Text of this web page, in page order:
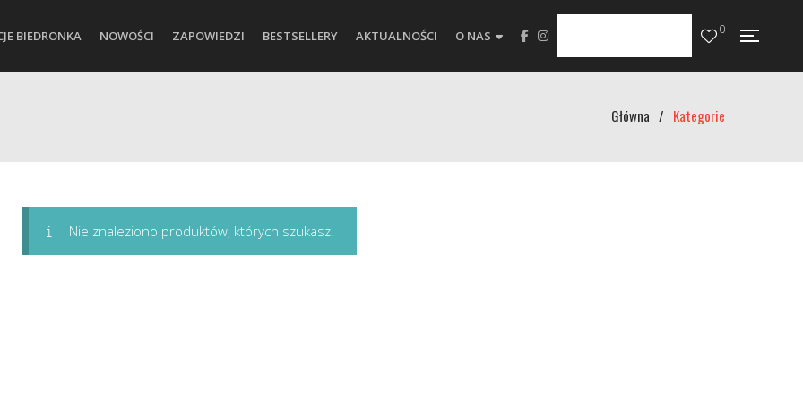
BIEDRONKA NOWOŚCI ZAPOWIEDZI BESTSELLERY AKTUALNOŚCI O NAS 0
Główna / Kategorie
Nie znaleziono produktów, których szukasz.